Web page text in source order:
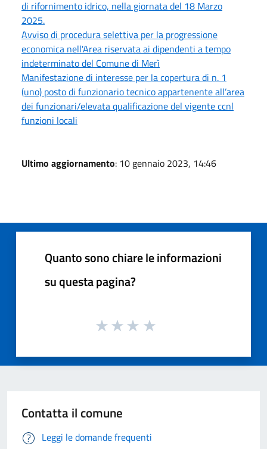
di rifornimento idrico, nella giornata del 18 Marzo
2025.
Avviso di procedura selettiva per la progressione
economica nell'Area riservata ai dipendenti a tempo
indeterminato del Comune di Merì
Manifestazione di interesse per la copertura di n. 1
(uno) posto di funzionario tecnico appartenente all’area
dei funzionari/elevata qualificazione del vigente ccnl
funzioni locali
Ultimo aggiornamento: 10 gennaio 2023, 14:46
Quanto sono chiare le informazioni
su questa pagina?
Contatta il comune
Leggi le domande frequenti